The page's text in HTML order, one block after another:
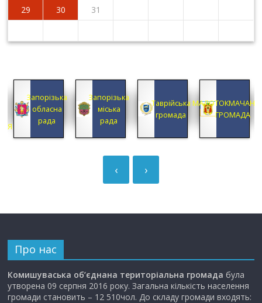
29
30 31
Запорізька
обласна
рада
Запорізька
міська
рада
Таврійська
громада
ГРОМАДА
›
‹
Про нас
Комишуваська об’єднана територіальна громада була
утворена 09 серпня 2016 року. Загальна кількість населення
громади становить – 12 510чол. До складу громади входять: